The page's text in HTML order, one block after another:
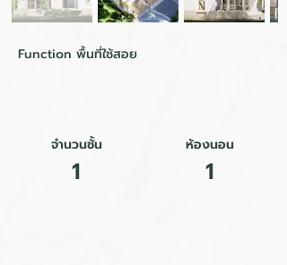
Function พื้นที่ใช้สอย
จำนวนชั้น
1
ห้องนอน
1